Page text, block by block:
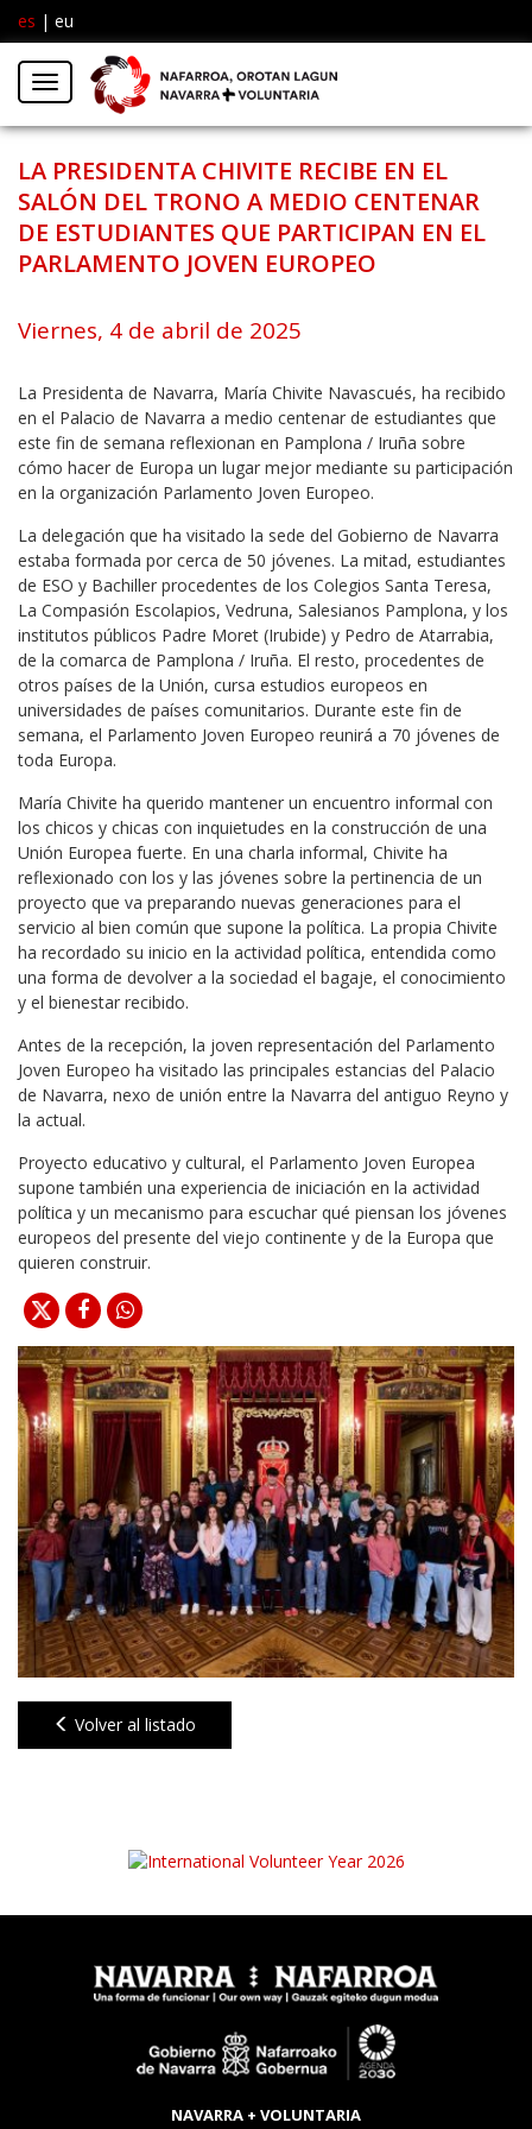
es | eu
Menú
LA PRESIDENTA CHIVITE RECIBE EN EL
SALÓN DEL TRONO A MEDIO CENTENAR
DE ESTUDIANTES QUE PARTICIPAN EN EL
PARLAMENTO JOVEN EUROPEO
Viernes, 4 de abril de 2025
La Presidenta de Navarra, María Chivite Navascués, ha recibido
en el Palacio de Navarra a medio centenar de estudiantes que
este fin de semana reflexionan en Pamplona / Iruña sobre
cómo hacer de Europa un lugar mejor mediante su participación
en la organización Parlamento Joven Europeo.
La delegación que ha visitado la sede del Gobierno de Navarra
estaba formada por cerca de 50 jóvenes. La mitad, estudiantes
de ESO y Bachiller procedentes de los Colegios Santa Teresa,
La Compasión Escolapios, Vedruna, Salesianos Pamplona, y los
institutos públicos Padre Moret (Irubide) y Pedro de Atarrabia,
de la comarca de Pamplona / Iruña. El resto, procedentes de
otros países de la Unión, cursa estudios europeos en
universidades de países comunitarios. Durante este fin de
semana, el Parlamento Joven Europeo reunirá a 70 jóvenes de
toda Europa.
María Chivite ha querido mantener un encuentro informal con
los chicos y chicas con inquietudes en la construcción de una
Unión Europea fuerte. En una charla informal, Chivite ha
reflexionado con los y las jóvenes sobre la pertinencia de un
proyecto que va preparando nuevas generaciones para el
servicio al bien común que supone la política. La propia Chivite
ha recordado su inicio en la actividad política, entendida como
una forma de devolver a la sociedad el bagaje, el conocimiento
y el bienestar recibido.
Antes de la recepción, la joven representación del Parlamento
Joven Europeo ha visitado las principales estancias del Palacio
de Navarra, nexo de unión entre la Navarra del antiguo Reyno y
la actual.
Proyecto educativo y cultural, el Parlamento Joven Europea
supone también una experiencia de iniciación en la actividad
política y un mecanismo para escuchar qué piensan los jóvenes
europeos del presente del viejo continente y de la Europa que
quieren construir.
Volver al listado
NAVARRA + VOLUNTARIA